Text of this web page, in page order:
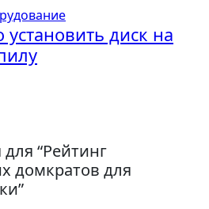
диск на
“Рейтинг
домкратов для